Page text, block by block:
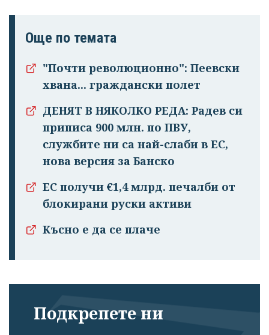
Още по темата
"Почти революционно": Пеевски
хвана... граждански полет
ДЕНЯТ В НЯКОЛКО РЕДА: Радев си
приписа 900 млн. по ПВУ,
службите ни са най-слаби в ЕС,
нова версия за Банско
ЕС получи €1,4 млрд. печалби от
блокирани руски активи
Късно е да се плаче
Подкрепете ни